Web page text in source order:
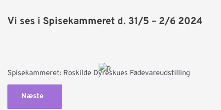
Vi ses i Spisekammeret d. 31/5 – 2/6 2024
Spisekammeret: Roskilde Dyreskues Fødevareudstilling
Næste